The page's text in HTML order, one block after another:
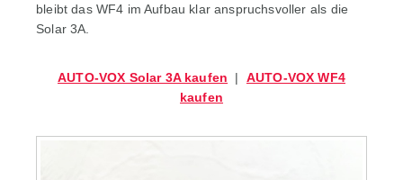
bleibt das WF4 im Aufbau klar anspruchsvoller als die
Solar 3A.
AUTO-VOX Solar 3A kaufen | AUTO-VOX WF4
kaufen